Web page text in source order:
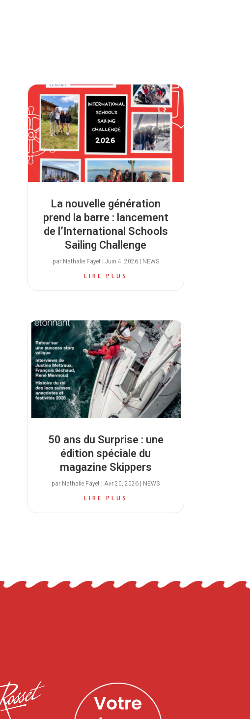
La nouvelle génération
prend la barre : lancement
de l’International Schools
Sailing Challenge
par Nathalie Fayet| Juin 4, 2026| NEWS
LIRE PLUS
50 ans du Surprise : une
édition spéciale du
magazine Skippers
par Nathalie Fayet |Avr 20, 2026 | NEWS
LIRE PLUS